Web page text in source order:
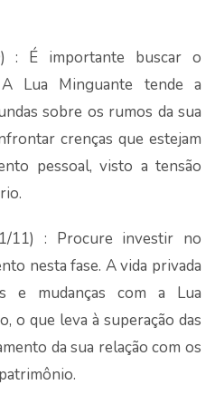
: É importante buscar o
Lua Minguante tende a
sobre os rumos da sua
crenças que estejam
pessoal, visto a tensão
11) : Procure investir no
nesta fase. A vida privada
e mudanças com a Lua
o que leva à superação das
da sua relação com os